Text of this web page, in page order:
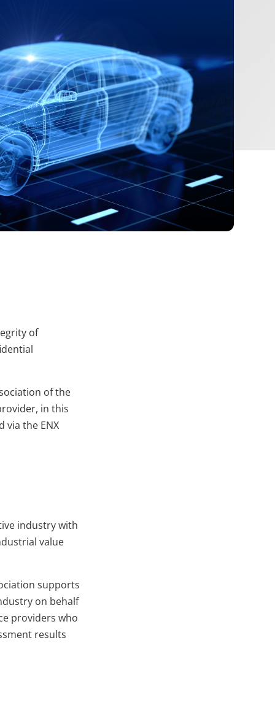
1 Jahr
HTTP-
Cookie
180 Tage
1 Jahr
Cookie
Sitzung
HTTP-
Cookie
of
of the
in this
via the ENX
industry with
value
supports
on behalf
providers who
results